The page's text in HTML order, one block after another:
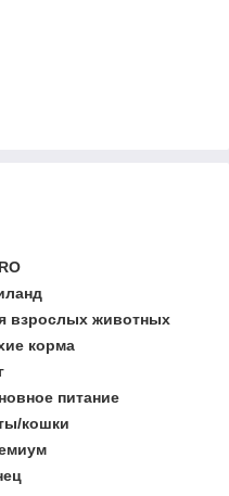
взрослых животных
корма
питание
кошки